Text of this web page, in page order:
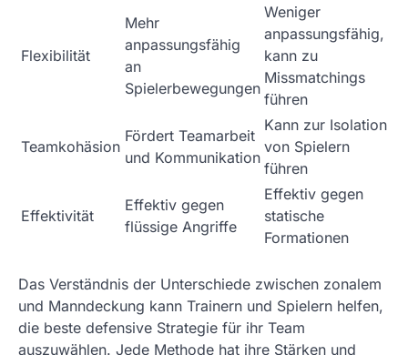
Flexibilität
Mehr
anpassungsfähig
an
Spielerbewegungen
Weniger
anpassungsfähig,
kann zu
Missmatchings
führen
Teamkohäsion
Fördert Teamarbeit
und Kommunikation
Kann zur Isolation
von Spielern
führen
Effektivität
Effektiv gegen
flüssige Angriffe
Effektiv gegen
statische
Formationen
Das Verständnis der Unterschiede zwischen zonalem
und Manndeckung kann Trainern und Spielern helfen,
die beste defensive Strategie für ihr Team
auszuwählen. Jede Methode hat ihre Stärken und